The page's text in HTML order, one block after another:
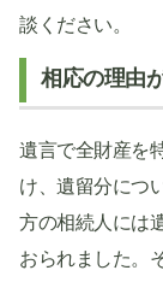
談ください。
相応の理由
遺言で全財産を
け、遺留分につ
方の相続人には
おられました。